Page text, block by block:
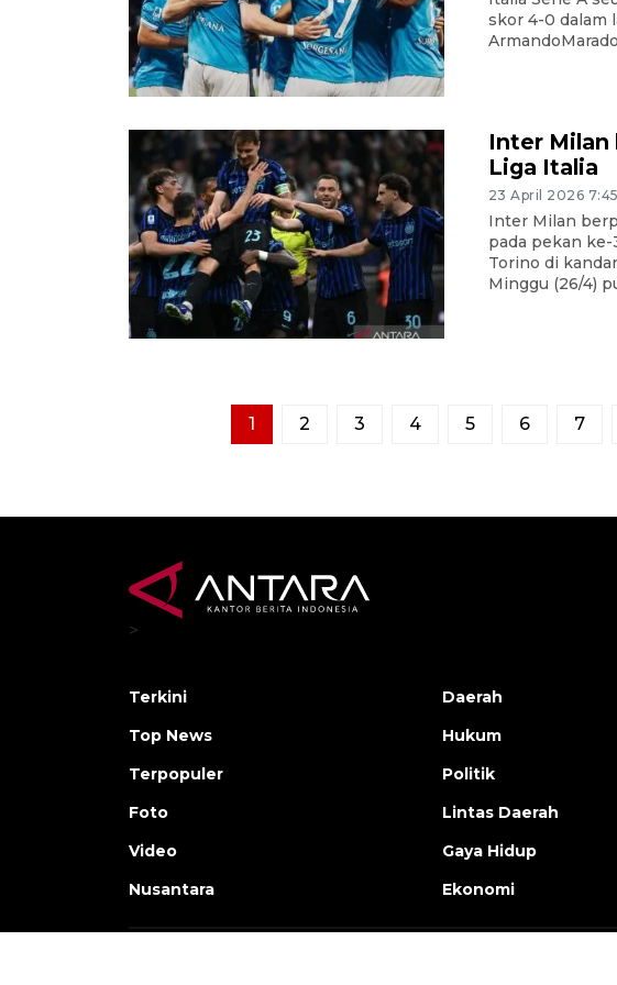
skor 4-0 dalam
Inter Milan
Liga Italia
23 April 2026
Inter Milan
pada pekan
Torino di
Minggu (26/4)
1 2 3 4 5 6 7
>
Terkini
Top News
Terpopuler
Foto
Video
Nusantara
Daerah
Hukum
Politik
Lintas Daerah
Gaya Hidup
Ekonomi